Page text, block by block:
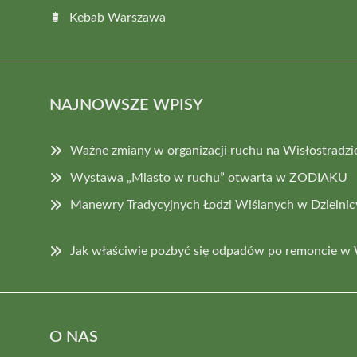
Kebab Warszawa
NAJNOWSZE WPISY
Ważne zmiany w organizacji ruchu na
Wystawa „Miasto w ruchu” otwarta w ZODIAKU
Manewry Tradycyjnych Łodzi Wiślanych w
Jak właściwie pozbyć się odpadów po remoncie w
O NAS